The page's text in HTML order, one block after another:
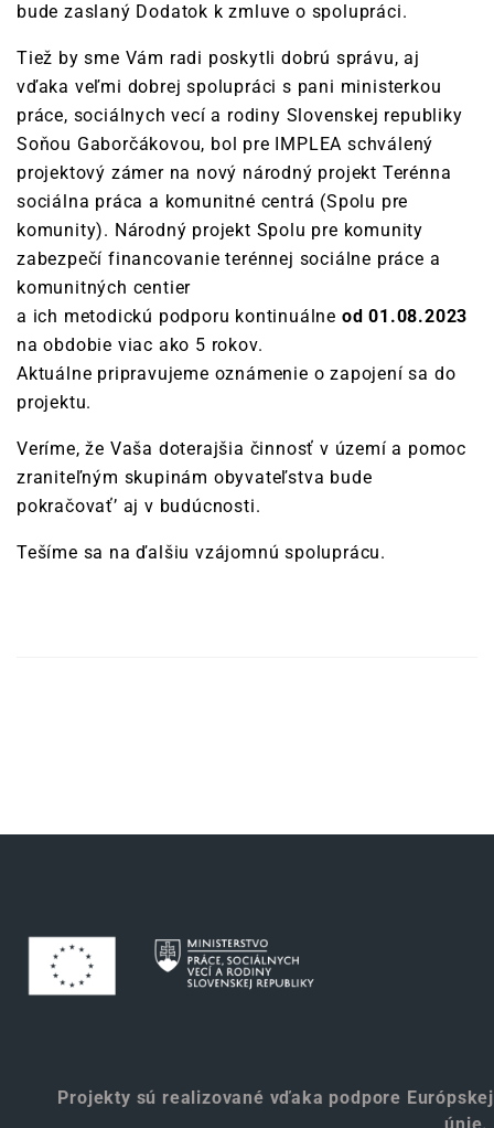
bude zaslaný Dodatok k zmluve o spolupráci.
Tiež by sme Vám radi poskytli dobrú správu, aj
vďaka veľmi dobrej spolupráci s pani ministerkou
práce, sociálnych vecí a rodiny Slovenskej republiky
Soňou Gaborčákovou, bol pre IMPLEA schválený
projektový zámer na nový národný projekt Terénna
sociálna práca a komunitné centrá (Spolu pre
komunity). Národný projekt Spolu pre komunity
zabezpečí financovanie terénnej sociálne práce a
komunitných centier
a ich metodickú podporu kontinuálne od 01.08.2023
na obdobie viac ako 5 rokov.
Aktuálne pripravujeme oznámenie o zapojení sa do
projektu.
Veríme, že Vaša doterajšia činnosť v území a pomoc
zraniteľným skupinám obyvateľstva bude
pokračovať’ aj v budúcnosti.
Tešíme sa na ďalšiu vzájomnú spoluprácu.
Projekty sú realizované vďaka podpore Európskej
únie.